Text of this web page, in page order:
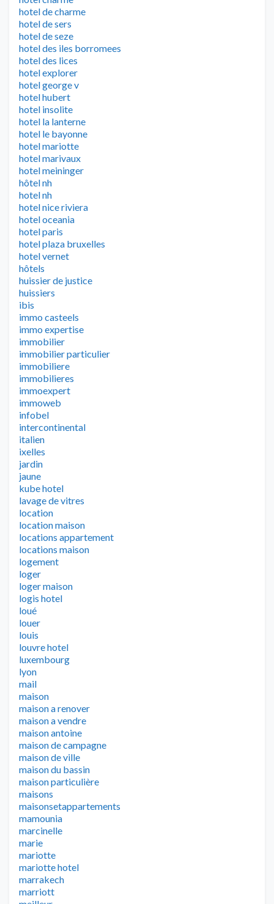
hotel de charme
hotel de sers
hotel de seze
hotel des iles borromees
hotel des lices
hotel explorer
hotel george v
hotel hubert
hotel insolite
hotel la lanterne
hotel le bayonne
hotel mariotte
hotel marivaux
hotel meininger
hôtel nh
hotel nh
hotel nice riviera
hotel oceania
hotel paris
hotel plaza bruxelles
hotel vernet
hôtels
huissier de justice
huissiers
ibis
immo casteels
immo expertise
immobilier
immobilier particulier
immobiliere
immobilieres
immoexpert
immoweb
infobel
intercontinental
italien
ixelles
jardin
jaune
kube hotel
lavage de vitres
location
location maison
locations appartement
locations maison
logement
loger
loger maison
logis hotel
loué
louer
louis
louvre hotel
luxembourg
lyon
mail
maison
maison a renover
maison a vendre
maison antoine
maison de campagne
maison de ville
maison du bassin
maison particulière
maisons
maisonsetappartements
mamounia
marcinelle
marie
mariotte
mariotte hotel
marrakech
marriott